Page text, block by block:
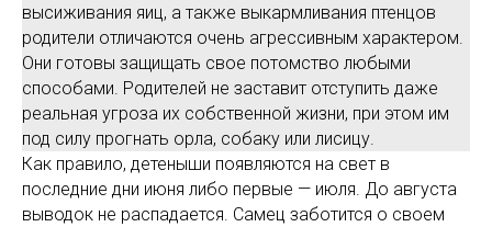
высиживания яиц, а также выкармливания птенцов
родители отличаются очень агрессивным характером.
Они готовы защищать свое потомство любыми
способами. Родителей не заставит отступить даже
реальная угроза их собственной жизни, при этом им
под силу прогнать орла, собаку или лисицу.
Как правило, детеныши появляются на свет в
последние дни июня либо первые — июля. До августа
выводок не распадается. Самец заботится о своем